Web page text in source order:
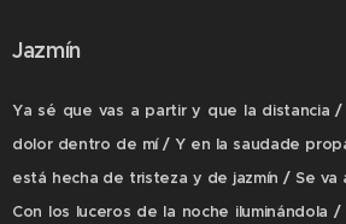
Jazmín
Ya sé que vas a partir y que la distancia
dolor dentro de mí / Y en la saudade
está hecha de tristeza y de jazmín / Se va
Con los luceros de la noche iluminándola